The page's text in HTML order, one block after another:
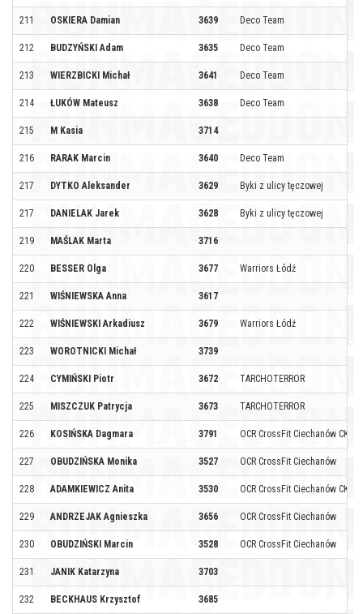
211 OSKIERA Damian 3639 Deco Team
212 BUDZYŃSKI Adam 3635 Deco Team
213 WIERZBICKI Michał 3641 Deco Team
214 ŁUKÓW Mateusz 3638 Deco Team
215 M Kasia 3714
216 RARAK Marcin 3640 Deco Team
217 DYTKO Aleksander 3629 Byki z ulicy tęczowej
217 DANIELAK Jarek 3628 Byki z ulicy tęczowej
219 MAŚLAK Marta 3716
220 BESSER Olga 3677 Warriors Łódź
221 WIŚNIEWSKA Anna 3617
222 WIŚNIEWSKI Arkadiusz 3679 Warriors Łódź
223 WOROTNICKI Michał 3739
224 CYMIŃSKI Piotr 3672 TARCHOTERROR
225 MISZCZUK Patrycja 3673 TARCHOTERROR
226 KOSIŃSKA Dagmara 3791 OCR CrossFit Ciechanów CKB
227 OBUDZIŃSKA Monika 3527 OCR CrossFit Ciechanów
228 ADAMKIEWICZ Anita 3530 OCR CrossFit Ciechanów CKB
229 ANDRZEJAK Agnieszka 3656 OCR CrossFit Ciechanów
230 OBUDZIŃSKI Marcin 3528 OCR CrossFit Ciechanów
231 JANIK Katarzyna 3703
232 BECKHAUS Krzysztof 3685